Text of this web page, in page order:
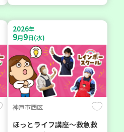
2026年
9月9日(水)
神戸市西区
ほっとライフ講座～救急救